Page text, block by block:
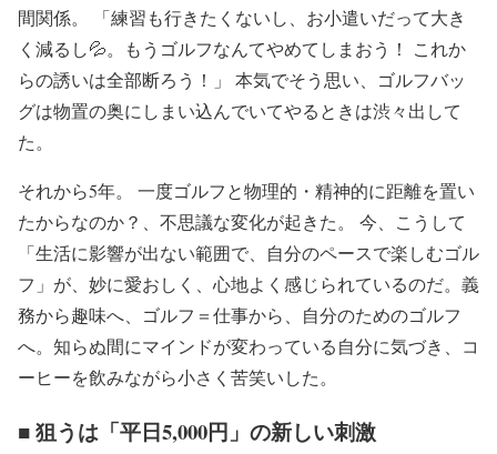
間関係。 「練習も行きたくないし、お小遣いだって大き
く減るし💦。もうゴルフなんてやめてしまおう！ これか
らの誘いは全部断ろう！」 本気でそう思い、ゴルフバッ
グは物置の奥にしまい込んでいてやるときは渋々出して
た。
それから5年。 一度ゴルフと物理的・精神的に距離を置い
たからなのか？、不思議な変化が起きた。 今、こうして
「生活に影響が出ない範囲で、自分のペースで楽しむゴル
フ」が、妙に愛おしく、心地よく感じられているのだ。義
務から趣味へ、ゴルフ＝仕事から、自分のためのゴルフ
へ。知らぬ間にマインドが変わっている自分に気づき、コ
ーヒーを飲みながら小さく苦笑いした。
■ 狙うは「平日5,000円」の新しい刺激